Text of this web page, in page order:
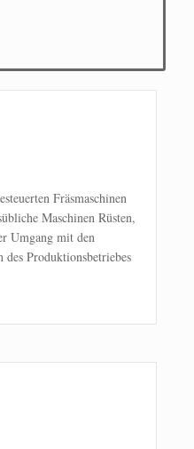
Fräsmaschinen
Maschinen Rüsten,
Umgang mit den
Produktionsbetriebes